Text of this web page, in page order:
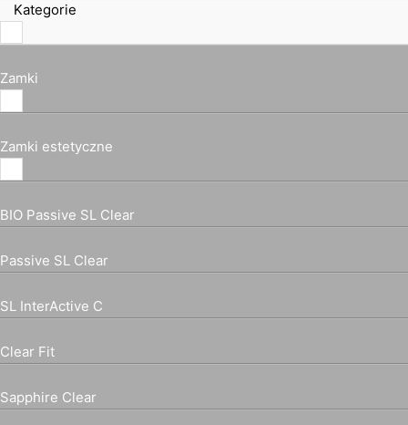
Kategorie
Zamki
Zamki estetyczne
BIO Passive SL Clear
Passive SL Clear
SL InterActive C
Clear Fit
Sapphire Clear